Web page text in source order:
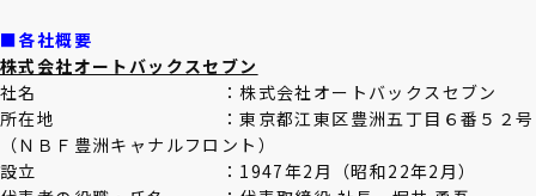
■各社概要
株式会社オートバックスセブン
社名 ：株式会社オートバックスセブン
所在地 ：東京都江東区豊洲五丁目６番５２号
（ＮＢＦ豊洲キャナルフロント）
設立 ： 1947年2月（昭和22年2月）